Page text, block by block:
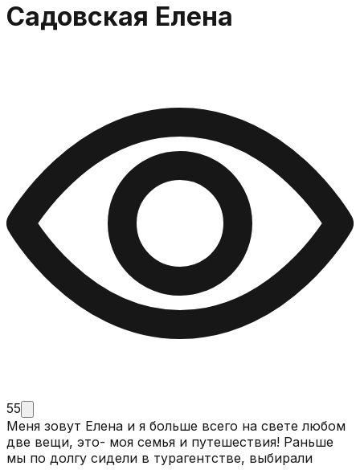
Садовская Елена
55
Меня зовут Елена и я больше всего на свете любом
две вещи, это- моя семья и путешествия! Раньше
мы по долгу сидели в турагентстве, выбирали